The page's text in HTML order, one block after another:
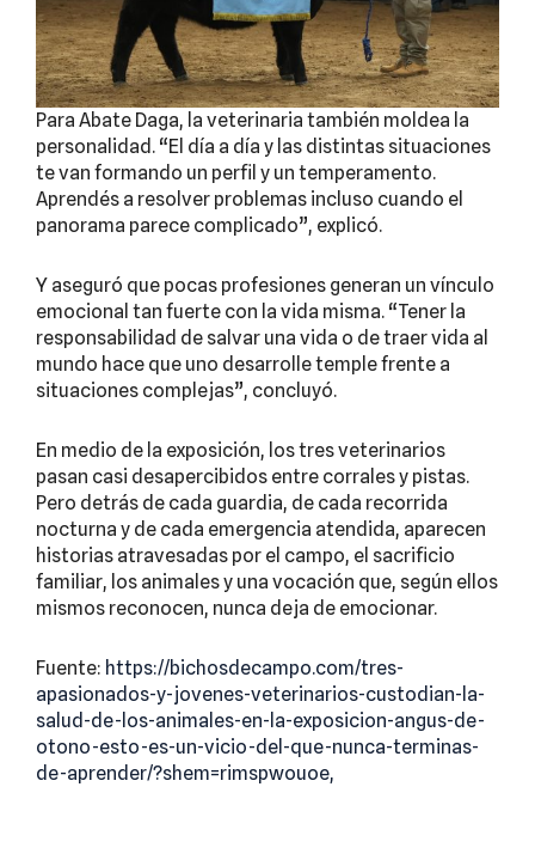
Para Abate Daga, la veterinaria también moldea la
personalidad. “El día a día y las distintas situaciones
te van formando un perfil y un temperamento.
Aprendés a resolver problemas incluso cuando el
panorama parece complicado”, explicó.
Y aseguró que pocas profesiones generan un vínculo
emocional tan fuerte con la vida misma. “Tener la
responsabilidad de salvar una vida o de traer vida al
mundo hace que uno desarrolle temple frente a
situaciones complejas”, concluyó.
En medio de la exposición, los tres veterinarios
pasan casi desapercibidos entre corrales y pistas.
Pero detrás de cada guardia, de cada recorrida
nocturna y de cada emergencia atendida, aparecen
historias atravesadas por el campo, el sacrificio
familiar, los animales y una vocación que, según ellos
mismos reconocen, nunca deja de emocionar.
Fuente: https://bichosdecampo.com/tres-
apasionados-y-jovenes-veterinarios-custodian-la-
salud-de-los-animales-en-la-exposicion-angus-de-
otono-esto-es-un-vicio-del-que-nunca-terminas-
de-aprender/?shem=rimspwouoe,